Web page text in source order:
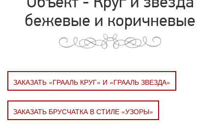
бежевые и коричневые
ЗАКАЗАТЬ «ГРААЛЬ КРУГ» И «ГРААЛЬ ЗВЕЗДА»
ЗАКАЗАТЬ БРУСЧАТКА В СТИЛЕ «УЗОРЫ»